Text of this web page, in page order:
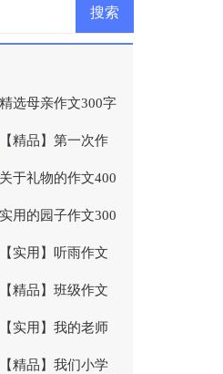
精选母亲作文300字
【精品】第一次作
字4篇
关于礼物的作文400
总五篇
实用的园子作文300
【实用】听雨作文
字3篇
【精品】班级作文
字集合六篇
【实用】我的老师
作文合集8篇
【精品】我们小学